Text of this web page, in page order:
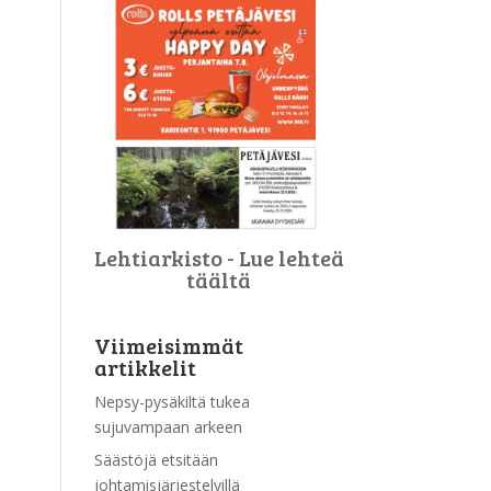
Lehtiarkisto - Lue lehteä
täältä
Viimeisimmät
artikkelit
Nepsy-pysäkiltä tukea
sujuvampaan arkeen
Säästöjä etsitään
johtamisjärjestelyillä